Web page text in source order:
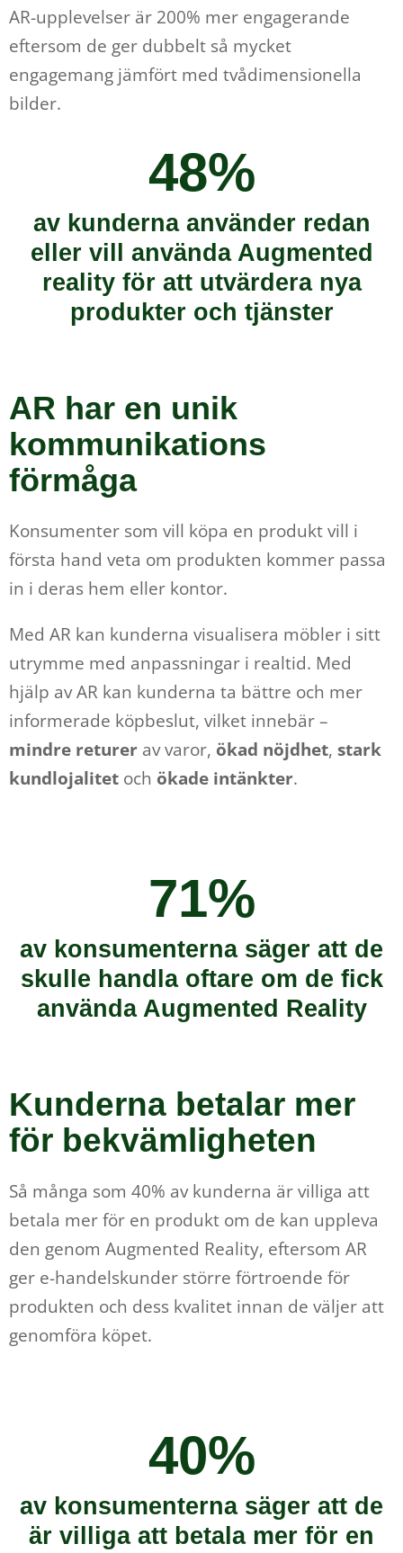
AR-upplevelser är 200% mer engagerande
eftersom de ger dubbelt så mycket
engagemang jämfört med tvådimensionella
bilder.
48%
av kunderna använder redan
eller vill använda Augmented
reality för att utvärdera nya
produkter och tjänster
AR har en unik
kommunikations
förmåga
Konsumenter som vill köpa en produkt vill i
första hand veta om produkten kommer passa
in i deras hem eller kontor.
Med AR kan kunderna visualisera möbler i sitt
utrymme med anpassningar i realtid. Med
hjälp av AR kan kunderna ta bättre och mer
informerade köpbeslut, vilket innebär –
mindre returer av varor, ökad nöjdhet, stark
kundlojalitet och ökade intänkter.
71%
av konsumenterna säger att de
skulle handla oftare om de fick
använda Augmented Reality
Kunderna betalar mer
för bekvämligheten
Så många som 40% av kunderna är villiga att
betala mer för en produkt om de kan uppleva
den genom Augmented Reality, eftersom AR
ger e-handelskunder större förtroende för
produkten och dess kvalitet innan de väljer att
genomföra köpet.
40%
av konsumenterna säger att de
är villiga att betala mer för en